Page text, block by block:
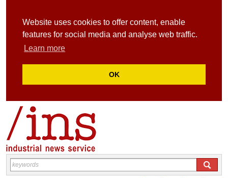
Website uses cookies to offer content, enable
features for social media and analyse web traffic.
Learn more
OK